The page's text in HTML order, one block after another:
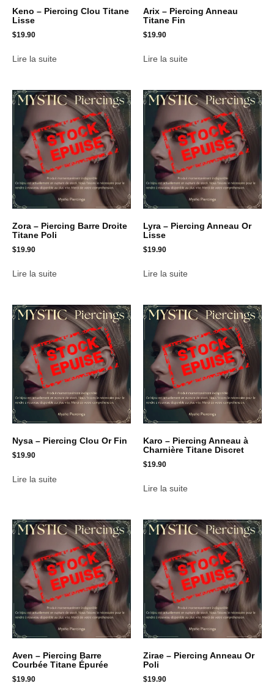
Keno – Piercing Clou Titane
Lisse
$19.90
Lire la suite
Arix – Piercing Anneau
Titane Fin
$19.90
Lire la suite
Zora – Piercing Barre Droite
Titane Poli
$19.90
Lire la suite
Lyra – Piercing Anneau Or
Lisse
$19.90
Lire la suite
Nysa – Piercing Clou Or Fin
$19.90
Lire la suite
Karo – Piercing Anneau à
Charnière Titane Discret
$19.90
Lire la suite
Aven – Piercing Barre
Courbée Titane Épurée
$19.90
Zirae – Piercing Anneau Or
Poli
$19.90